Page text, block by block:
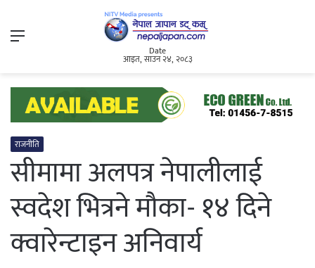
Menu
Date
आइत, साउन २४, २०८३
राजनीति
सीमामा अलपत्र नेपालीलाई
स्वदेश भित्रने मौका- १४ दिने
क्वारेन्टाइन अनिवार्य